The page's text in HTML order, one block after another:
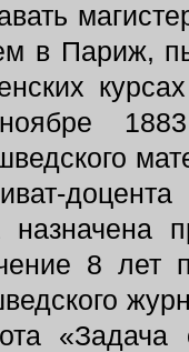
в Париж,
8 лет
«Задача